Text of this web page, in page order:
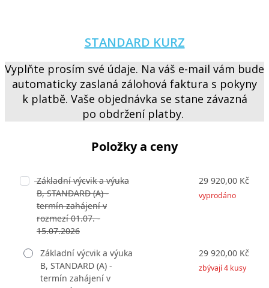
STANDARD KURZ
Vyplňte prosím své údaje. Na váš e-mail vám bude
automaticky zaslaná zálohová faktura s pokyny
k platbě. Vaše objednávka se stane závazná
po obdržení platby.
Položky a ceny
Základní výcvik a výuka
B, STANDARD (A) -
termín zahájení v
rozmezí 01.07. -
15.07.2026
vyprodáno
29 920,00 Kč
Základní výcvik a výuka
B, STANDARD (A) -
termín zahájení v
zbývají 4 kusy
29 920,00 Kč